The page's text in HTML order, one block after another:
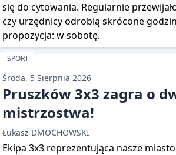
się do cytowania. Regularnie
czy urzędnicy odrobią skrócone
propozycja: w sobotę.
SPORT
Środa, 5 Sierpnia 2026
Pruszków 3x3 zagra o
mistrzostwa!
Łukasz DMOCHOWSKI
Ekipa 3x3 reprezentująca nasze